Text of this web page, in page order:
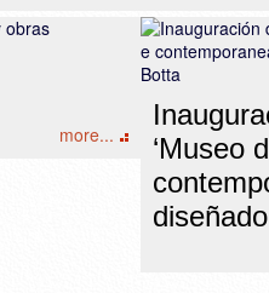
more...
‘Museo